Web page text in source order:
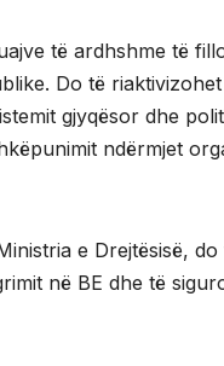
të ardhshme të
Do të
gjyqësor dhe
ndërmjet
e Drejtësisë,
në BE dhe të